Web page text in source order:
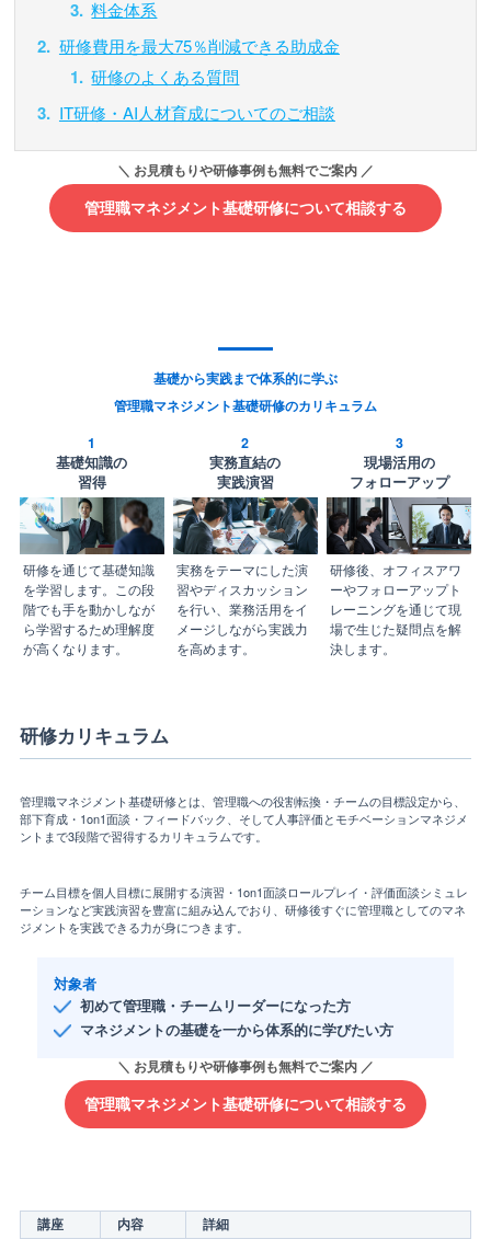
料金体系
研修費用を最大75％削減できる助成金
研修のよくある質問
IT研修・AI人材育成についてのご相談
管理職マネジメント基礎研修について相談する
基礎から実践まで体系的に学ぶ
管理職マネジメント基礎研修のカリキュラム
1
基礎知識の
習得
研修を通じて基礎知識
を学習します。この段
階でも手を動かしなが
ら学習するため理解度
が高くなります。
2
実務直結の
実践演習
実務をテーマにした演
習やディスカッション
を行い、業務活用をイ
メージしながら実践力
を高めます。
3
現場活用の
フォローアップ
研修後、オフィスアワ
ーやフォローアップト
レーニングを通じて現
場で生じた疑問点を解
決します。
研修カリキュラム
管理職マネジメント基礎研修とは、管理職への役割転換・チームの目標設定から、
部下育成・1on1面談・フィードバック、そして人事評価とモチベーションマネジメ
ントまで3段階で習得するカリキュラムです。
チーム目標を個人目標に展開する演習・1on1面談ロールプレイ・評価面談シミュレ
ーションなど実践演習を豊富に組み込んでおり、研修後すぐに管理職としてのマネ
ジメントを実践できる力が身につきます。
対象者
初めて管理職・チームリーダーになった方
マネジメントの基礎を一から体系的に学びたい方
管理職マネジメント基礎研修について相談する
講座 内容 詳細